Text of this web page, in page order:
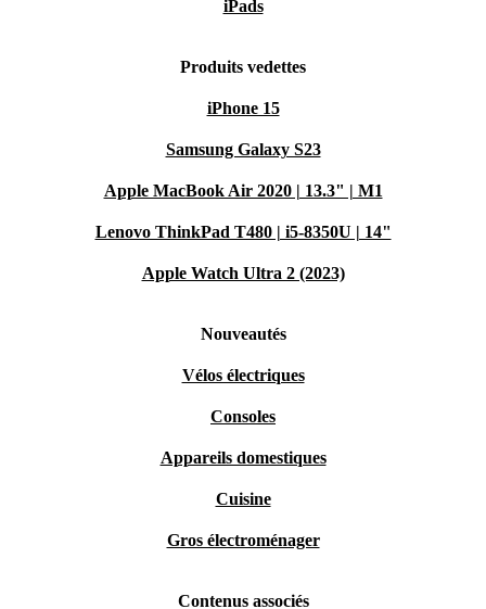
iPads
Produits vedettes
iPhone 15
Samsung Galaxy S23
Apple MacBook Air 2020 | 13.3" | M1
Lenovo ThinkPad T480 | i5-8350U | 14"
Apple Watch Ultra 2 (2023)
Nouveautés
Vélos électriques
Consoles
Appareils domestiques
Cuisine
Gros électroménager
Contenus associés